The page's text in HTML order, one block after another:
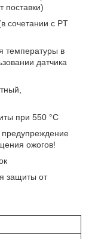
поставки)
сочетании с PT
температуры в
датчика
при 550 °C
предупреждение
ожогов!
защиты от